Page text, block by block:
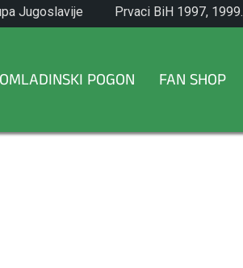
Jugoslavije
Prvaci BiH 1997, 1999.
OMLADINSKI POGON FAN SHOP